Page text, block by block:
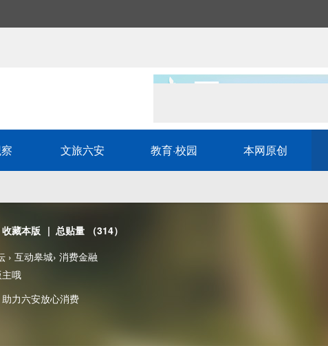
文旅六安 教育·校园 本网原创
收藏本版 | 总贴量 （314）
› 互动皋城› 消费金融
哦
力六安放心消费